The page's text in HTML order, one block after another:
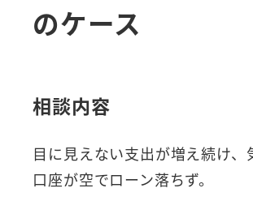
のケース
相談内容
目に見えない支出が増え続け、
口座が空でローン落ちず。